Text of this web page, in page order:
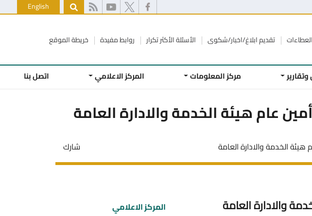
English
العطاءات تقديم ابلاغ/اخبار/شكوى الأسئلة الأكثر تكرار روابط مفيدة خريطة الموقع
مركز المعلومات المركز الاعلامي اتصل بنا
عام هيئة الخدمة والادارة العامة
الخدمة والادارة العامة شارك
والادارة العامة
المركز الاعلامي